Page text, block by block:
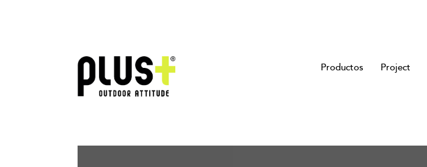
Productos Project